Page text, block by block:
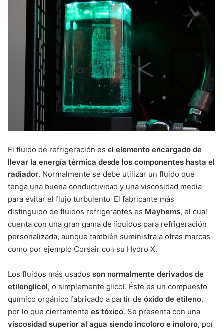
El fluido de refrigeración es el elemento encargado de
llevar la energía térmica desde los componentes hasta el
radiador. Normalmente se debe utilizar un fluido que
tenga una buena conductividad y una viscosidad media
para evitar el flujo turbulento. El fabricante más
distinguido de fluidos refrigerantes es Mayhems, el cual
cuenta con una gran gama de líquidos para refrigeración
personalizada, aunque también suministra a otras marcas
como por ejemplo Corsair con su Hydro X.
Los fluidos más usados son normalmente derivados de
etilenglicol, o simplemente glicol. Éste es un compuesto
químico orgánico fabricado a partir de óxido de etileno,
por lo que ciertamente es tóxico. Se presenta con una
viscosidad superior al agua siendo incoloro e inoloro, por